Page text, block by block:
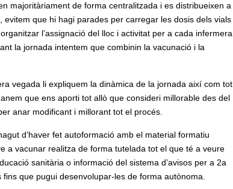
majoritàriament de forma centralitzada i es distribueixen a
que hi hagi parades per carregar les dosis dels vials
l’assignació del lloc i activitat per a cada infermera
la jornada intentem que combinin la vacunació i la
vegada li expliquem la dinàmica de la jornada així com tot
que ens aporti tot allò que consideri millorable des del
anar modificant i millorant tot el procés.
d’haver fet autoformació amb el material formatiu
a vacunar realitza de forma tutelada tot el que té a veure
sanitària o informació del sistema d’avisos per a 2a
que pugui desenvolupar-les de forma autònoma.